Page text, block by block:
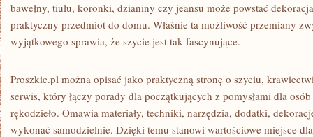
bawełny, tiulu, koronki, dzianiny czy jeansu może powstać
praktyczny przedmiot do domu. Właśnie ta możliwość przemiany
wyjątkowego sprawia, że szycie jest tak fascynujące.
Proszkic.pl można opisać jako praktyczną stronę o szyciu,
serwis, który łączy porady dla początkujących z pomysłami dla
rękodzieło. Omawia materiały, techniki, narzędzia, dodatki,
wykonać samodzielnie. Dzięki temu stanowi wartościowe miejsce